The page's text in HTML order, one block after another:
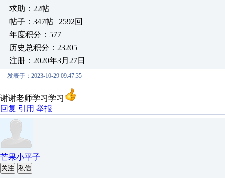
求助：22帖
帖子：347帖 | 2592回
年度积分：577
历史总积分：23205
注册：2020年3月27日
发表于：2023-10-29 09:47:35
谢谢老师学习学习
回复 引用 举报
芒果小平子
关注 私信